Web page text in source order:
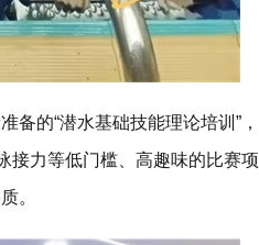
备的“潜水基础技能理论培训”，
接力等低门槛、高趣味的比赛项
。